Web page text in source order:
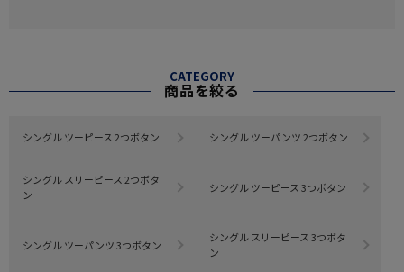
CATEGORY
商品を絞る
シングル ツーピース 2つボタン シングル ツーパンツ 2つボタン
シングル スリーピース 2つボタ
ン
シングル ツーピース 3つボタン
シングル ツーパンツ 3つボタン
シングル スリーピース 3つボタ
ン